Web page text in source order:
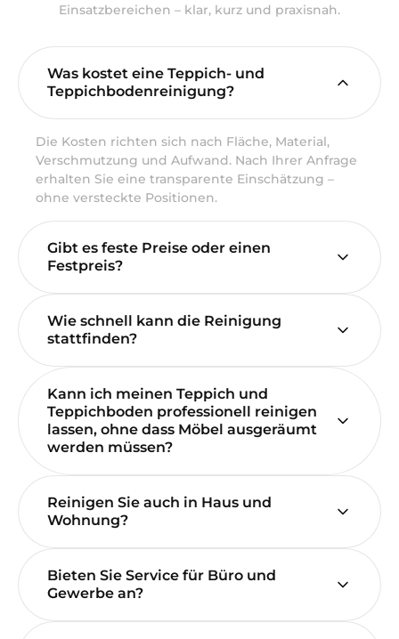
Einsatzbereichen – klar, kurz und praxisnah.
Was kostet eine Teppich- und
Teppichbodenreinigung?
Die Kosten richten sich nach Fläche, Material,
Verschmutzung und Aufwand. Nach Ihrer Anfrage
erhalten Sie eine transparente Einschätzung –
ohne versteckte Positionen.
Gibt es feste Preise oder einen
Festpreis?
Wie schnell kann die Reinigung
stattfinden?
Kann ich meinen Teppich und
Teppichboden professionell reinigen
lassen, ohne dass Möbel ausgeräumt
werden müssen?
Reinigen Sie auch in Haus und
Wohnung?
Bieten Sie Service für Büro und
Gewerbe an?